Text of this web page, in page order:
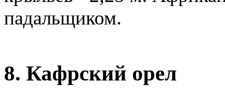
падальщиком.
8. Кафрский орел